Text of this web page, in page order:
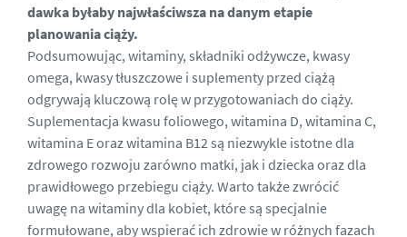
dawka byłaby najwłaściwsza na danym etapie
planowania ciąży.
Podsumowując, witaminy, składniki odżywcze, kwasy
omega, kwasy tłuszczowe i suplementy przed ciążą
odgrywają kluczową rolę w przygotowaniach do ciąży.
Suplementacja kwasu foliowego, witamina D, witamina C,
witamina E oraz witamina B12 są niezwykle istotne dla
zdrowego rozwoju zarówno matki, jak i dziecka oraz dla
prawidłowego przebiegu ciąży. Warto także zwrócić
uwagę na witaminy dla kobiet, które są specjalnie
formułowane, aby wspierać ich zdrowie w różnych fazach